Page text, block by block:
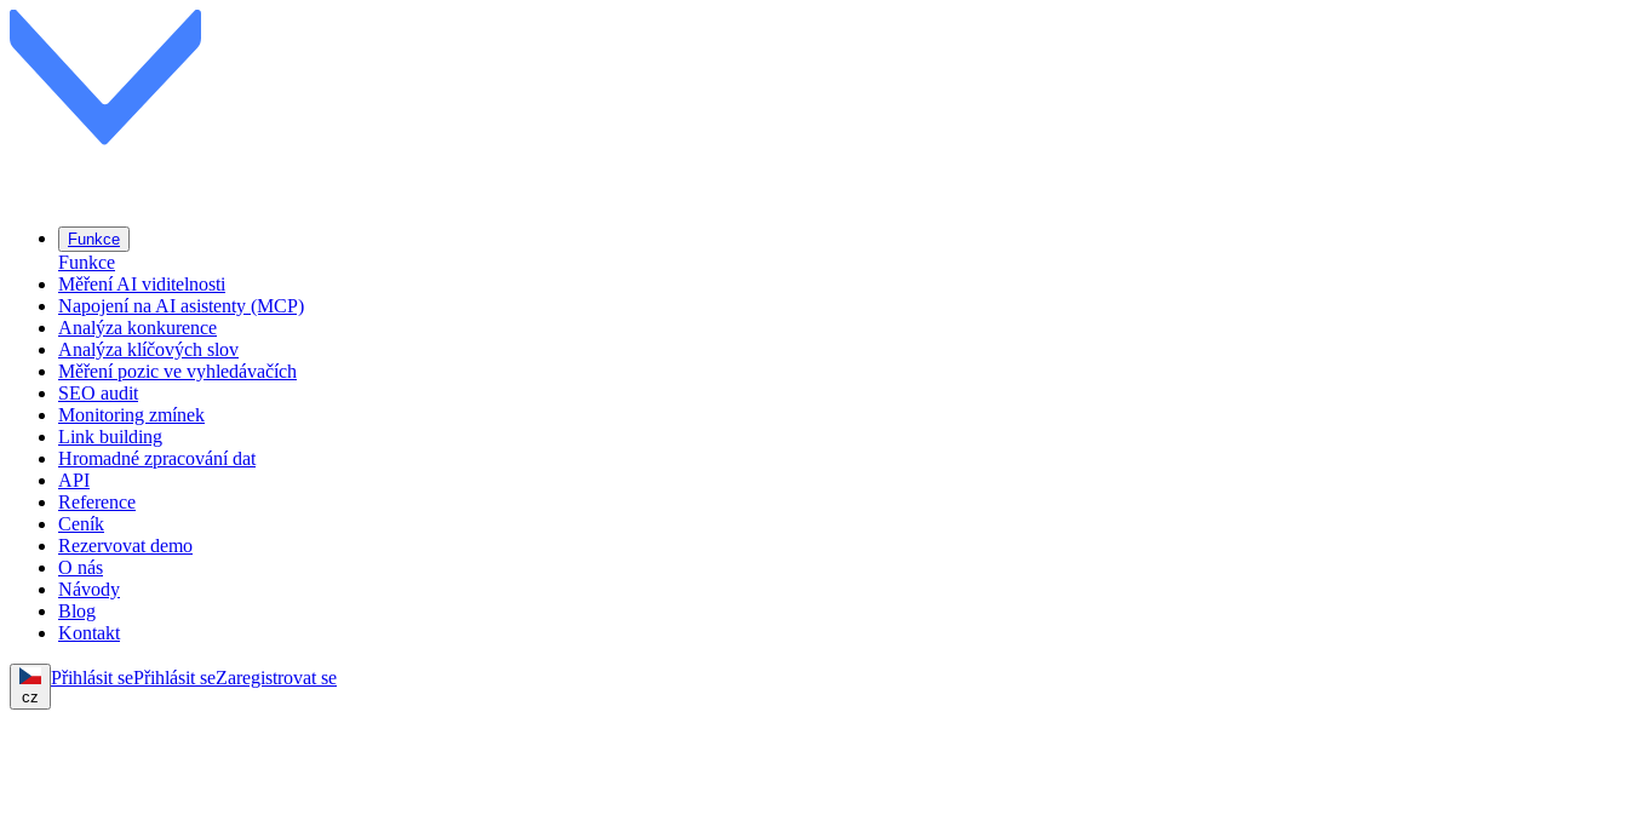
Funkce
Funkce
Měření AI viditelnosti
Napojení na AI asistenty (MCP)
Analýza konkurence
Analýza klíčových slov
Měření pozic ve vyhledávačích
SEO audit
Monitoring zmínek
Link building
Hromadné zpracování dat
API
Reference
Ceník
Rezervovat demo
O nás
Návody
Blog
Kontakt
cz
Přihlásit sePřihlásit seZaregistrovat se